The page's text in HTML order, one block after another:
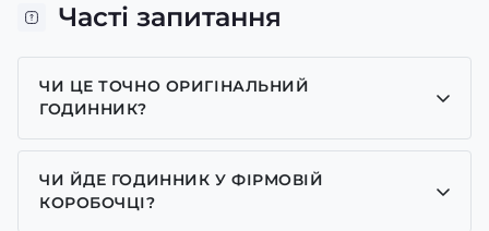
Часті запитання
ЧИ ЦЕ ТОЧНО ОРИГІНАЛЬНИЙ
ГОДИННИК?
Так, усі годинники у нас лише оригінальні, ми є
представником багатьох брендів.
ЧИ ЙДЕ ГОДИННИК У ФІРМОВІЙ
КОРОБОЧЦІ?